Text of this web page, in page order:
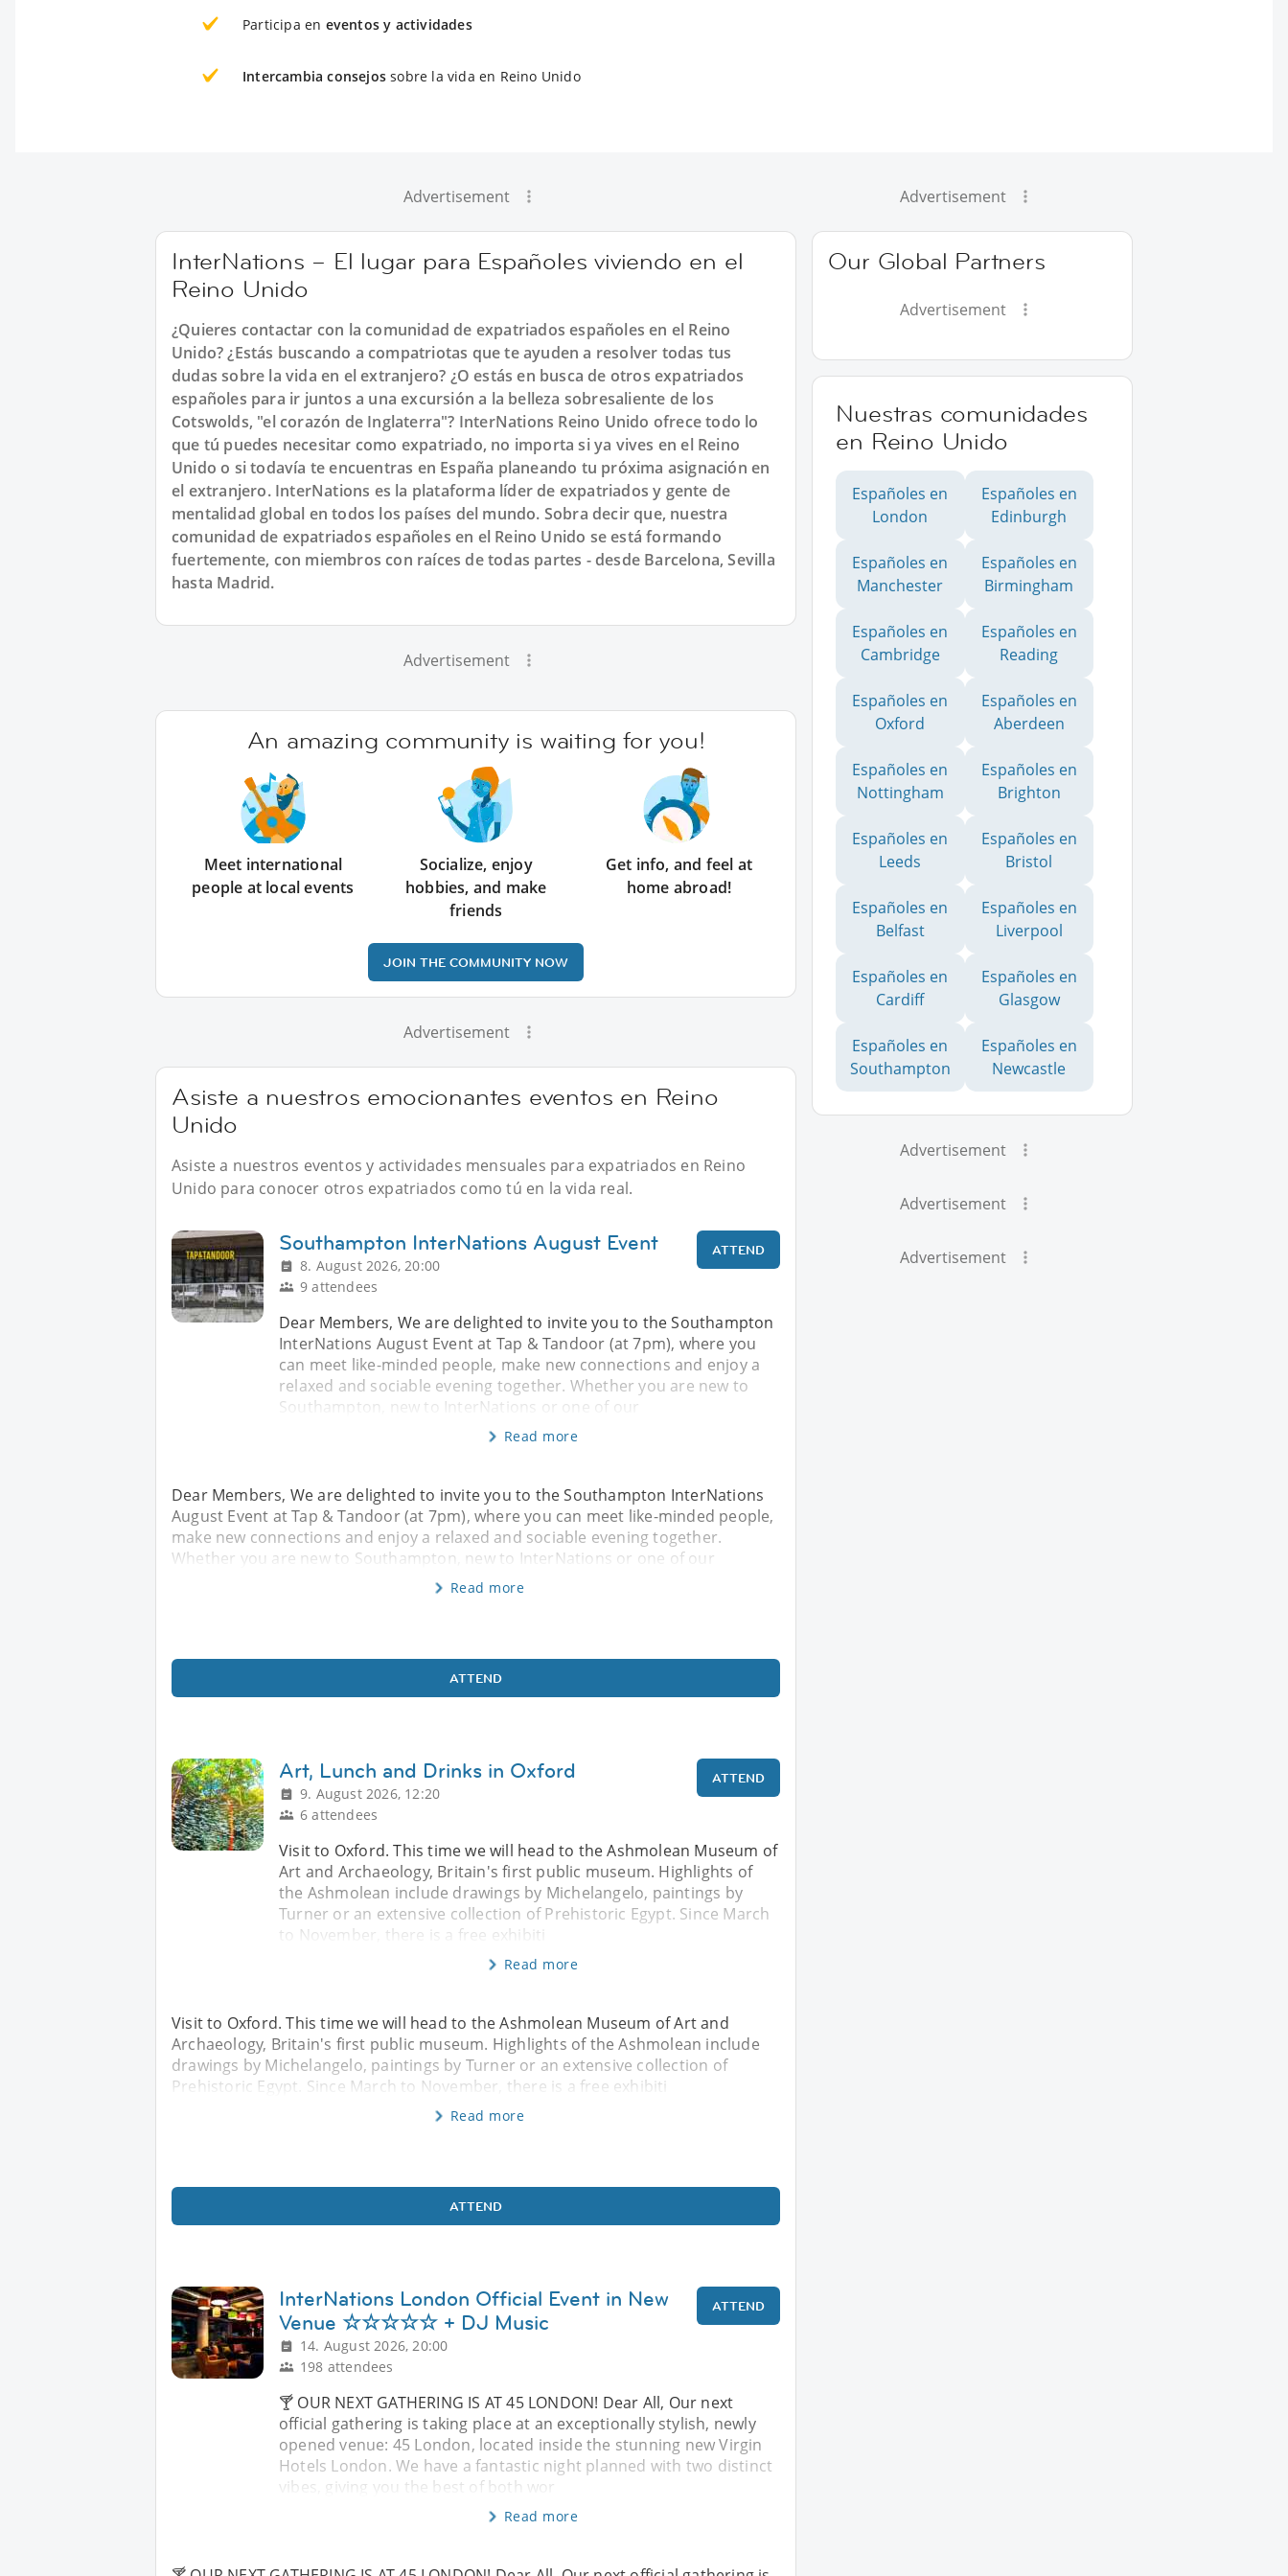
Participa en eventos y actividades
Intercambia consejos sobre la vida en Reino Unido
Advertisement
InterNations – El lugar para Españoles viviendo en el
Reino Unido
¿Quieres contactar con la comunidad de expatriados españoles en el Reino
Unido? ¿Estás buscando a compatriotas que te ayuden a resolver todas tus
dudas sobre la vida en el extranjero? ¿O estás en busca de otros expatriados
españoles para ir juntos a una excursión a la belleza sobresaliente de los
Cotswolds, "el corazón de Inglaterra"? InterNations Reino Unido ofrece todo lo
que tú puedes necesitar como expatriado, no importa si ya vives en el Reino
Unido o si todavía te encuentras en España planeando tu próxima asignación en
el extranjero. InterNations es la plataforma líder de expatriados y gente de
mentalidad global en todos los países del mundo. Sobra decir que, nuestra
comunidad de expatriados españoles en el Reino Unido se está formando
fuertemente, con miembros con raíces de todas partes - desde Barcelona, Sevilla
hasta Madrid.
Advertisement
An amazing community is waiting for you!
Meet international
people at local events
Socialize, enjoy
hobbies, and make
friends
Get info, and feel at
home abroad!
JOIN THE COMMUNITY NOW
Advertisement
Asiste a nuestros emocionantes eventos en Reino
Unido
Asiste a nuestros eventos y actividades mensuales para expatriados en Reino
Unido para conocer otros expatriados como tú en la vida real.
Southampton InterNations August Event
8. August 2026, 20:00
9 attendees
ATTEND
Dear Members, We are delighted to invite you to the Southampton
InterNations August Event at Tap & Tandoor (at 7pm), where you
can meet like-minded people, make new connections and enjoy a
relaxed and sociable evening together. Whether you are new to
Southampton, new to InterNations or one of our
Read more
Dear Members, We are delighted to invite you to the Southampton InterNations
August Event at Tap & Tandoor (at 7pm), where you can meet like-minded people,
make new connections and enjoy a relaxed and sociable evening together.
Whether you are new to Southampton, new to InterNations or one of our
Read more
ATTEND
Art, Lunch and Drinks in Oxford
9. August 2026, 12:20
6 attendees
ATTEND
Visit to Oxford. This time we will head to the Ashmolean Museum of
Art and Archaeology, Britain's first public museum. Highlights of
the Ashmolean include drawings by Michelangelo, paintings by
Turner or an extensive collection of Prehistoric Egypt. Since March
to November, there is a free exhibiti
Read more
Visit to Oxford. This time we will head to the Ashmolean Museum of Art and
Archaeology, Britain's first public museum. Highlights of the Ashmolean include
drawings by Michelangelo, paintings by Turner or an extensive collection of
Prehistoric Egypt. Since March to November, there is a free exhibiti
Read more
ATTEND
InterNations London Official Event in New
Venue ☆☆☆☆☆ + DJ Music
14. August 2026, 20:00
198 attendees
ATTEND
🍸 OUR NEXT GATHERING IS AT 45 LONDON! Dear All, Our next
official gathering is taking place at an exceptionally stylish, newly
opened venue: 45 London, located inside the stunning new Virgin
Hotels London. We have a fantastic night planned with two distinct
vibes, giving you the best of both wor
Read more
Advertisement
Our Global Partners
Advertisement
Nuestras comunidades
en Reino Unido
Españoles en
London
Españoles en
Edinburgh
Españoles en
Manchester
Españoles en
Birmingham
Españoles en
Cambridge
Españoles en
Reading
Españoles en
Oxford
Españoles en
Aberdeen
Españoles en
Nottingham
Españoles en
Brighton
Españoles en
Leeds
Españoles en
Bristol
Españoles en
Belfast
Españoles en
Liverpool
Españoles en
Cardiff
Españoles en
Glasgow
Españoles en
Southampton
Españoles en
Newcastle
Advertisement
Advertisement
Advertisement